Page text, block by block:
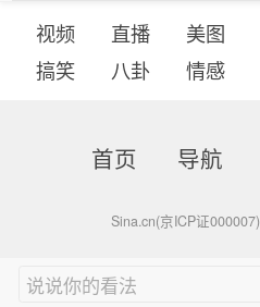
视频 直播 美图
搞笑
八卦 情感
首页 导航
Sina.cn(京ICP证000007)
说说你的看法